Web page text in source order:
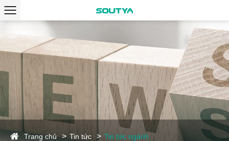
Trang chủ Tin tức Tin tức ngành